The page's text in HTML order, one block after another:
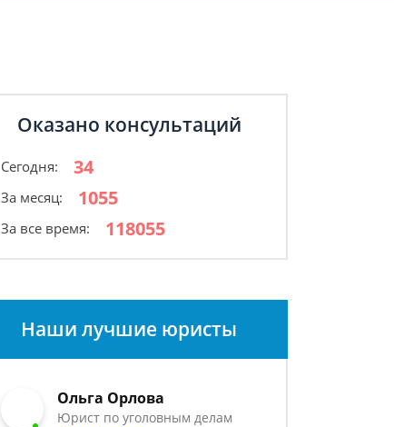
Оказано консультаций
Сегодня: 34
За месяц: 1055
За все время: 118055
Наши лучшие юристы
Ольга Орлова
Юрист по уголовным делам